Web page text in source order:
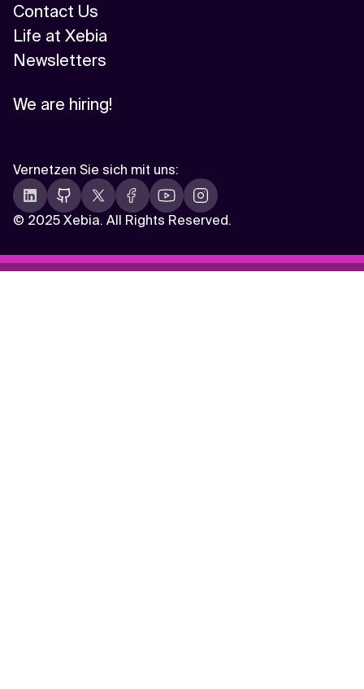
Contact Us
Life at Xebia
Newsletters
We are hiring!
© 2025 Xebia. All Rights Reserved.
Vernetzen Sie sich mit uns: